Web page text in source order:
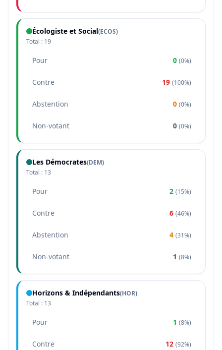
Écologiste et Social(ECOS)
Total : 19
Pour 0 (0%)
Contre 19 (100%)
Abstention 0 (0%)
Non-votant 0 (0%)
Les Démocrates(DEM)
Total : 13
Pour 2 (15%)
Contre 6 (46%)
Abstention 4 (31%)
Non-votant 1 (8%)
Horizons & Indépendants(HOR)
Total : 13
Pour 1 (8%)
Contre 12 (92%)